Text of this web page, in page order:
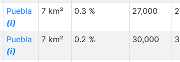
Puebla
(i)
7 km² 0.3 % 27,000
Puebla
(i)
7 km² 0.2 % 30,000